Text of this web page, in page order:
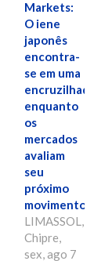
Markets:
O iene
japonês
encontra-
se em uma
encruzilhada
enquanto
os
mercados
avaliam
seu
próximo
movimento.
LIMASSOL,
Chipre,
sex, ago 7